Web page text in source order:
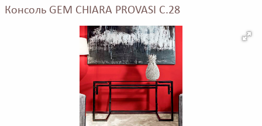
Консоль GEM CHIARA PROVASI C.28